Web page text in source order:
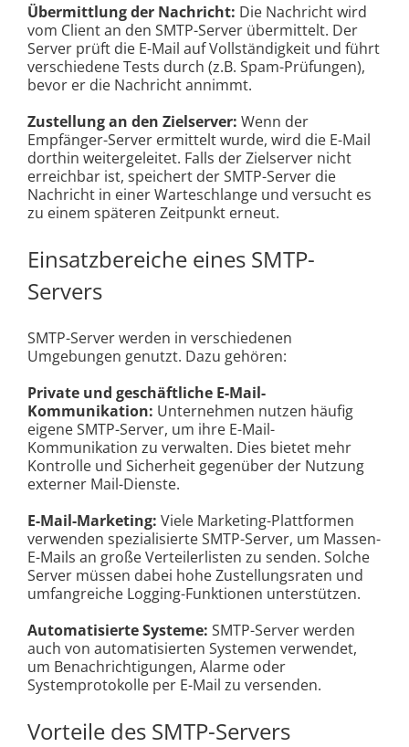
Übermittlung der Nachricht: Die Nachricht wird
vom Client an den SMTP-Server übermittelt. Der
Server prüft die E-Mail auf Vollständigkeit und führt
verschiedene Tests durch (z.B. Spam-Prüfungen),
bevor er die Nachricht annimmt.
Zustellung an den Zielserver: Wenn der
Empfänger-Server ermittelt wurde, wird die E-Mail
dorthin weitergeleitet. Falls der Zielserver nicht
erreichbar ist, speichert der SMTP-Server die
Nachricht in einer Warteschlange und versucht es
zu einem späteren Zeitpunkt erneut.
Einsatzbereiche eines SMTP-
Servers
SMTP-Server werden in verschiedenen
Umgebungen genutzt. Dazu gehören:
Private und geschäftliche E-Mail-
Kommunikation: Unternehmen nutzen häufig
eigene SMTP-Server, um ihre E-Mail-
Kommunikation zu verwalten. Dies bietet mehr
Kontrolle und Sicherheit gegenüber der Nutzung
externer Mail-Dienste.
E-Mail-Marketing: Viele Marketing-Plattformen
verwenden spezialisierte SMTP-Server, um Massen-
E-Mails an große Verteilerlisten zu senden. Solche
Server müssen dabei hohe Zustellungsraten und
umfangreiche Logging-Funktionen unterstützen.
Automatisierte Systeme: SMTP-Server werden
auch von automatisierten Systemen verwendet,
um Benachrichtigungen, Alarme oder
Systemprotokolle per E-Mail zu versenden.
Vorteile des SMTP-Servers